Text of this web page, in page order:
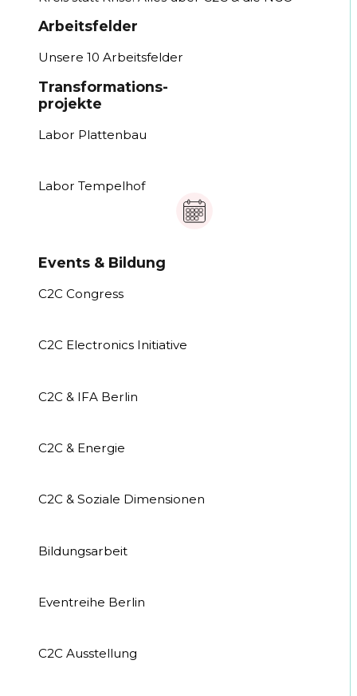
Arbeitsfelder
Unsere 10 Arbeitsfelder
Transformations-
projekte
Labor Plattenbau
Labor Tempelhof
Events & Bildung
C2C Congress
C2C Electronics Initiative
C2C & IFA Berlin
C2C & Energie
C2C & Soziale Dimensionen
Bildungsarbeit
Eventreihe Berlin
C2C Ausstellung